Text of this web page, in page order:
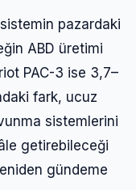
pazardaki
ABD üretimi
PAC-3 ise 3,7–
fark, ucuz
sistemlerini
getirebileceği
gündeme
Şifremi Unuttum